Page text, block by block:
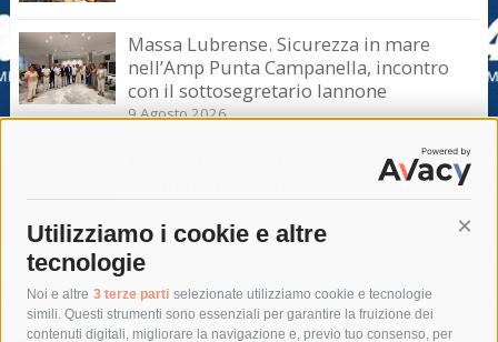
Utilizziamo i cookie e altre
tecnologie
Noi e altre 3 terze parti selezionate utilizziamo cookie e tecnologie
simili. Questi strumenti sono essenziali per garantire la fruizione dei
contenuti digitali, migliorare la navigazione e, previo tuo consenso, per
Massa Lubrense. Sicurezza in mare
nell’Amp Punta Campanella, incontro
con il sottosegretario Iannone
9 Agosto 2026
Massa Lubrense. Blitz di Borrelli anche a
Tag